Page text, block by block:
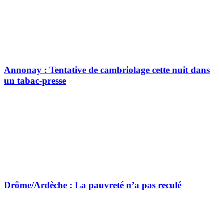
Annonay : Tentative de cambriolage cette nuit dans
un tabac-presse
Drôme/Ardèche : La pauvreté n’a pas reculé